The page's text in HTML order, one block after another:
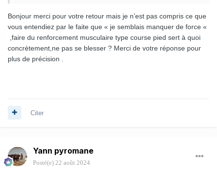
course à pied
bonne chance pour votre incorpo.
Bonjour merci pour votre retour mais je n’est pas compris ce que
vous entendiez par le faite que « je semblais manquer de force «
,faire du renforcement musculaire type course pied sert à quoi
concrètement,ne pas se blesser ? Merci de votre réponse pour
plus de précision .
Citer
Yann pyromane
Posté(e) 22 août 2024